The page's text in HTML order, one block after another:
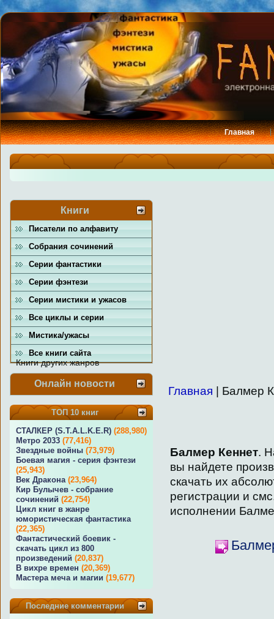
Главная
Книги
Писатели по алфавиту
Собрания сочинений
Серии фантастики
Серии фэнтези
Серии мистики и ужасов
Все циклы и серии
Мистика/ужасы
Все книги сайта
Книги других жанров
Онлайн новости
ТОП 10 книг
СТАЛКЕР (S.T.A.L.K.E.R) (288,980)
Метро 2033 (77,416)
Звездные войны (73,979)
Боевая магия - серия фэнтези
(25,943)
Век Дракона (23,964)
Кир Булычев - собрание
сочинений (22,754)
Цикл книг в жанре
юмористическая фантастика
(22,365)
Фантастический боевик -
скачать цикл из 800
произведений (20,837)
В вихре времен (20,369)
Мастера меча и магии (19,677)
Последние комментарии
Главная | Балмер
Балмер Кеннет.
вы найдете
скачать их
регистрации и
исполнении